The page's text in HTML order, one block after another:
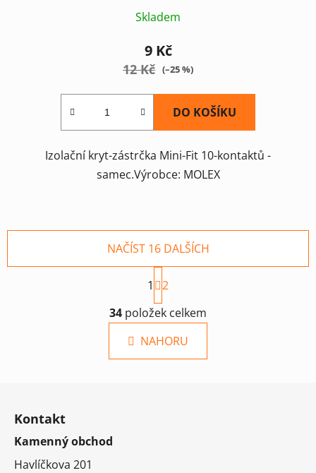
Skladem
9 Kč
12 Kč (–25 %)
DO KOŠÍKU
Izolační kryt-zástrčka Mini-Fit 10-kontaktů -
samec.Výrobce: MOLEX
O
v
l
á
d
NAČÍST 16 DALŠÍCH
S
t
r
á
n
k
1
2
34 položek celkem
NAHORU
Kontakt
Kamenný obchod
Havlíčkova 201